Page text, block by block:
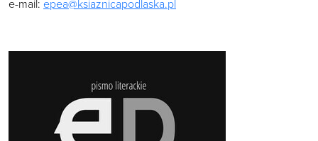
e-mail: epea@ksiaznicapodlaska.pl